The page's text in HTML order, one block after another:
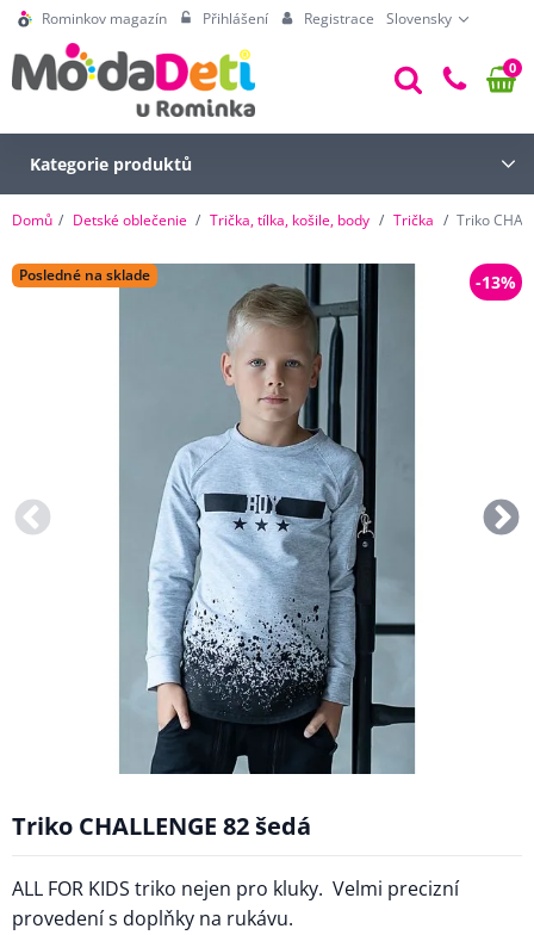
Rominkov magazín Přihlášení Registrace Slovensky
0
Kategorie produktů
Domů Detské oblečenie Trička, tílka, košile, body Trička Triko
Posledné na sklade -13%
Triko CHALLENGE 82 šedá
ALL FOR KIDS triko nejen pro kluky. Velmi precizní
provedení s doplňky na rukávu.